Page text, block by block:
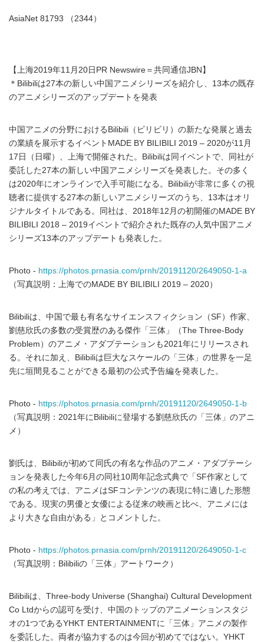
AsiaNet 81793 （2344）
【上海2019年11月20日PR Newswire＝共同通信JBN】
＊Bilibiliは27本の新しい中国アニメシリーズを紹介し、13本の既存
のアニメシリーズのアップデートを発表
中国アニメの分野におけるBilibili（ビリビリ）の新たな発展と過去
の業績を展示するイベントMADE BY BILIBILI 2019 – 2020が11月
17日（日曜）、上海で開催された。Bilibiliは同イベントで、同社が
委託した27本の新しい中国アニメシリーズを発表した。その多く
は2020年にオンラインで入手可能になる。Bilibiliが非常に多くの視
聴者に提供する27本の新しいアニメシリーズのうち、13本はオリ
ジナルタイトルである。同社は、2018年12月の初開催のMADE BY
BILIBILI 2018 – 2019イベントで紹介された既存の人気中国アニメ
シリーズ13本のアップデートも発表した。
Photo - https://photos.prnasia.com/prnh/20191120/2649050-1-a
（写真説明：上海でのMADE BY BILIBILI 2019 – 2020）
Bilibiliは、中国で最も有名なサイエンスフィクション（SF）作家、
劉慈欣氏の多数の受賞歴のある傑作「三体」（The Three-Body
Problem）のアニメ・アダプテーションも2021年にリリースされ
る。それに加え、Bilibiliは巨大なスケールの「三体」の世界を一足
先に垣間見ることができる最初の公式予告編を発表した。
Photo - https://photos.prnasia.com/prnh/20191120/2649050-1-b
（写真説明：2021年にBilibiliに登場する劉慈欣氏の「三体」のアニ
メ）
劉氏は、Bilibiliが初めて同氏の有名な作品のアニメ・アダプテーシ
ョンを発表した今年6月の同社10周年記念式典で「SF作家として
の私の考えでは、アニメはSFコンテンツの表現に特に適した形態
である。現実の男優と女優による従来の映画と比べ、アニメには
より大きな自由がある」とコメントした。
Photo - https://photos.prnasia.com/prnh/20191120/2649050-1-c
（写真説明：Bilibiliの「三体」アートワーク）
Bilibiliは、Three-body Universe (Shanghai) Cultural Development
Co Ltdからの認可を受け、中国のトップのアニメーションスタジ
オの1つであるYHKT ENTERTAINMENTに「三体」アニメの製作
を委託した。両者が協力するのは今回が初めてではない。YHKT